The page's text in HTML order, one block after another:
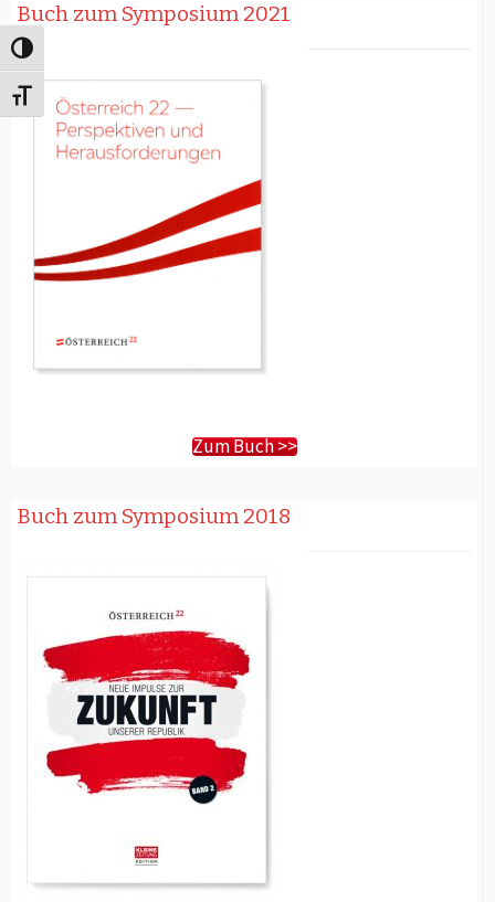
Umschalten auf hohe Kontraste
Schrift vergrößern
Buch zum Symposium 2021
Zum Buch >>
Buch zum Symposium 2018